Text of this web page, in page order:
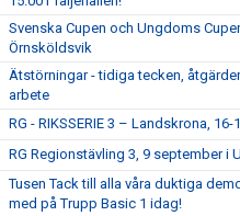
Svenska Cupen och Ungdoms
Örnsköldsvik
Ätstörningar - tidiga tecken,
arbete
RG - RIKSSERIE 3 – Landskrona,
RG Regionstävling 3, 9 september i
Tusen Tack till alla våra duktiga
med på Trupp Basic 1 idag!